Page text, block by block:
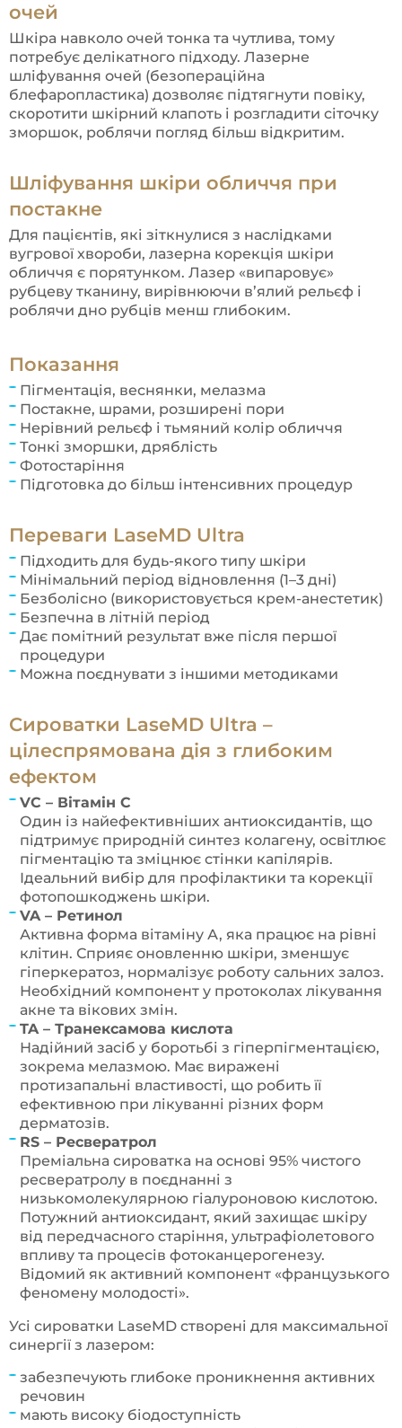
очей
Шкіра навколо очей тонка та чутлива, тому
потребує делікатного підходу. Лазерне
шліфування очей (безопераційна
блефаропластика) дозволяє підтягнути повіку,
скоротити шкірний клапоть і розгладити сіточку
зморшок, роблячи погляд більш відкритим.
Шліфування шкіри обличчя при
постакне
Для пацієнтів, які зіткнулися з наслідками
вугрової хвороби, лазерна корекція шкіри
обличчя є порятунком. Лазер «випаровує»
рубцеву тканину, вирівнюючи в’ялий рельєф і
роблячи дно рубців менш глибоким.
Показання
Пігментація, веснянки, мелазма
Постакне, шрами, розширені пори
Нерівний рельєф і тьмяний колір обличчя
Тонкі зморшки, дряблість
Фотостаріння
Підготовка до більш інтенсивних процедур
Переваги LaseMD Ultra
Підходить для будь-якого типу шкіри
Мінімальний період відновлення (1–3 дні)
Безболісно (використовується крем-анестетик)
Безпечна в літній період
Дає помітний результат вже після першої
процедури
Можна поєднувати з іншими методиками
Сироватки LaseMD Ultra –
цілеспрямована дія з глибоким
ефектом
VC – Вітамін С
Один із найефективніших антиоксидантів, що
підтримує природній синтез колагену, освітлює
пігментацію та зміцнює стінки капілярів.
Ідеальний вибір для профілактики та корекції
фотопошкоджень шкіри.
VA – Ретинол
Активна форма вітаміну А, яка працює на рівні
клітин. Сприяє оновленню шкіри, зменшує
гіперкератоз, нормалізує роботу сальних залоз.
Необхідний компонент у протоколах лікування
акне та вікових змін.
TA – Транексамова кислота
Надійний засіб у боротьбі з гіперпігментацією,
зокрема мелазмою. Має виражені
протизапальні властивості, що робить її
ефективною при лікуванні різних форм
дерматозів.
RS – Ресвератрол
Преміальна сироватка на основі 95% чистого
ресвератролу в поєднанні з
низькомолекулярною гіалуроновою кислотою.
Потужний антиоксидант, який захищає шкіру
від передчасного старіння, ультрафіолетового
впливу та процесів фотоканцерогенезу.
Відомий як активний компонент «французького
феномену молодості».
Усі сироватки LaseMD створені для максимальної
синергії з лазером:
забезпечують глибоке проникнення активних
речовин
мають високу біодоступність